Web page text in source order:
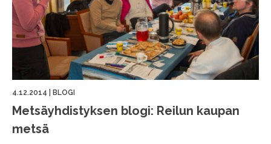
4.12.2014 BLOGI
Metsäyhdistyksen blogi: Reilun kaupan
metsä